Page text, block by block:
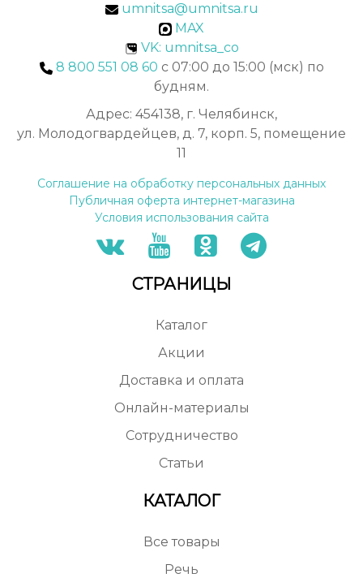
СТРАНИЦЫ
Каталог
Акции
Доставка и оплата
Онлайн-материалы
Сотрудничество
Статьи
КАТАЛОГ
Все товары
Речь
umnitsa@umnitsa.ru
MAX
VK: umnitsa_co
8 800 551 08 60 с 07:00 до 15:00 (мск) по
будням.
Адрес: 454138, г. Челябинск,
ул. Молодогвардейцев, д. 7, корп. 5, помещение
11
Соглашение на обработку персональных данных
Публичная оферта интернет-магазина
Условия использования сайта